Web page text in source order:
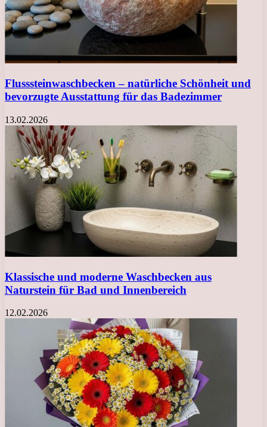
Flusssteinwaschbecken – natürliche Schönheit und
bevorzugte Ausstattung für das Badezimmer
13.02.2026
Klassische und moderne Waschbecken aus
Naturstein für Bad und Innenbereich
12.02.2026